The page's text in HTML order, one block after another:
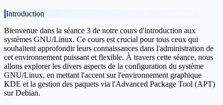
Introduction
Bienvenue dans la séance 3 de notre cours d'introduction aux
systèmes GNU/Linux. Ce cours est crucial pour tous ceux qui
souhaitent approfondir leurs connaissances dans l'administration de
cet environnement puissant et flexible. À travers cette séance, nous
allons explorer les divers aspects de la configuration du système
GNU/Linux, en mettant l'accent sur l'environnement graphique
KDE et la gestion des paquets via l'Advanced Package Tool (APT)
sur Debian.